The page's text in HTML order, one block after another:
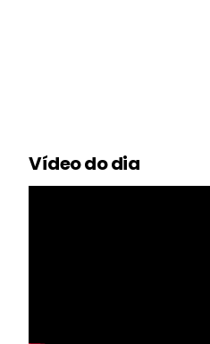
Vídeo do dia